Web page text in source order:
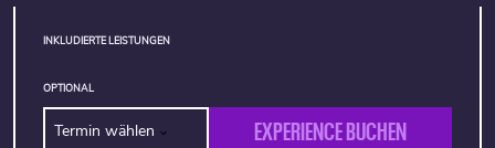
INKLUDIERTE LEISTUNGEN
OPTIONAL
Termin wählen EXPERIENCE BUCHEN